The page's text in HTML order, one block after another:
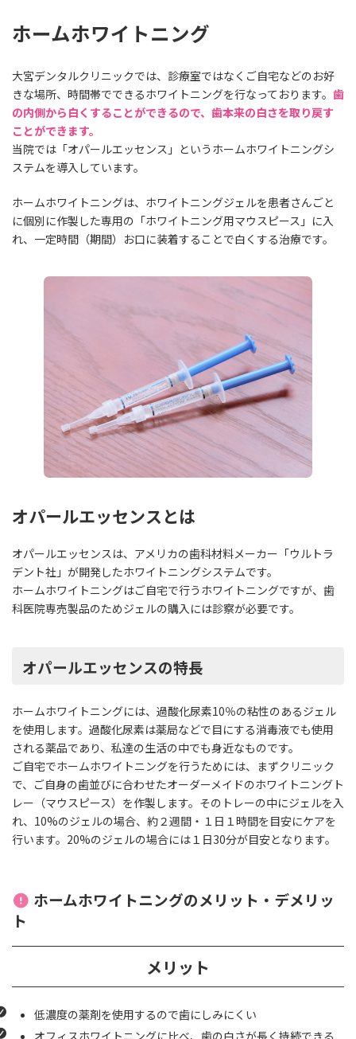
ホームホワイトニング
大宮デンタルクリニックでは、診療室ではなくご自宅などのお好
きな場所、時間帯でできるホワイトニングを行なっております。 歯
の内側から白くすることができるので、歯本来の白さを取り戻す
ことができます。
当院では「オパールエッセンス」というホームホワイトニングシ
ステムを導入しています。
ホームホワイトニングは、ホワイトニングジェルを患者さんごと
に個別に作製した専用の「ホワイトニング用マウスピース」に入
れ、一定時間（期間）お口に装着することで白くする治療です。
オパールエッセンスとは
オパールエッセンスは、アメリカの歯科材料メーカー「ウルトラ
デント社」が開発したホワイトニングシステムです。
ホームホワイトニングはご自宅で行うホワイトニングですが、歯
科医院専売製品のためジェルの購入には診察が必要です。
オパールエッセンスの特長
ホームホワイトニングには、過酸化尿素10％の粘性のあるジェル
を使用します。過酸化尿素は薬局などで目にする消毒液でも使用
される薬品であり、私達の生活の中でも身近なものです。
ご自宅でホームホワイトニングを行うためには、まずクリニック
で、ご自身の歯並びに合わせたオーダーメイドのホワイトニングト
レー（マウスピース）を作製します。そのトレーの中にジェルを入
れ、10%のジェルの場合、約２週間・１日１時間を目安にケアを
行います。20%のジェルの場合には１日30分が目安となります。
ホームホワイトニングのメリット・デメリッ
ト
メリット
低濃度の薬剤を使用するので歯にしみにくい
オフィスホワイトニングに比べ、歯の白さが長く持続できる